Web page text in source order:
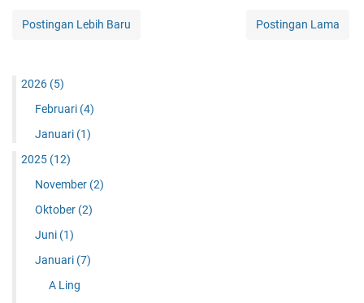
Postingan Lebih Baru Postingan Lama
2026 (5)
Februari (4)
Januari (1)
2025 (12)
November (2)
Oktober (2)
Juni (1)
Januari (7)
A Ling